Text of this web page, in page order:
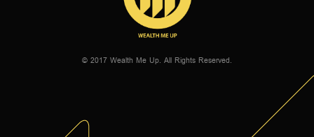
© 2017 Wealth Me Up. All Rights Reserved.